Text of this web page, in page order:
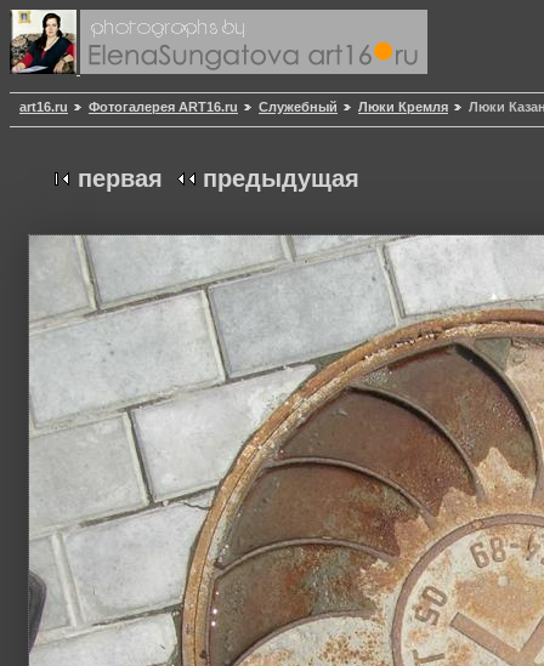
art16.ru Фотогалерея ART16.ru Служебный Люки Кремля Люки
первая предыдущая